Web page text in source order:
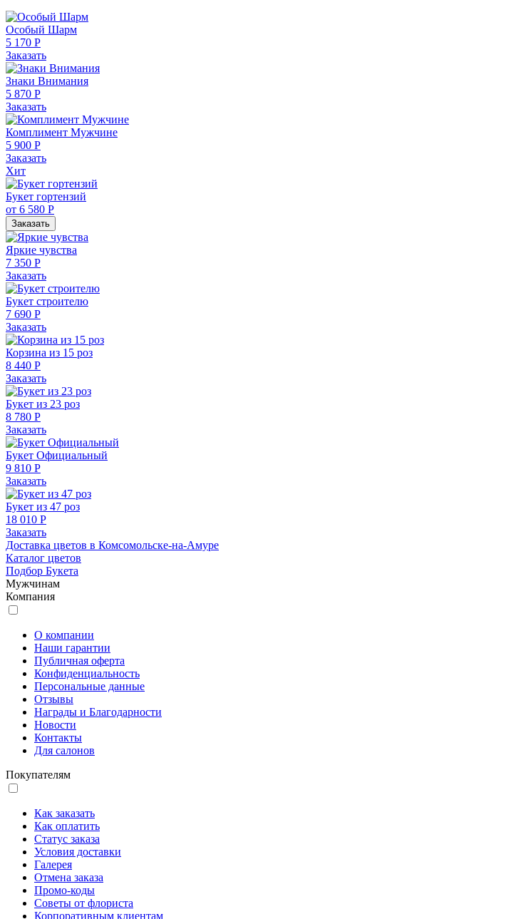
Особый Шарм
5 170 Р
Заказать
Знаки Внимания
5 870 Р
Заказать
Комплимент Мужчине
5 900 Р
Заказать
Хит
Букет гортензий
от 6 580 Р
Заказать
Яркие чувства
7 350 Р
Заказать
Букет строителю
7 690 Р
Заказать
Корзина из 15 роз
8 440 Р
Заказать
Букет из 23 роз
8 780 Р
Заказать
Букет Официальный
9 810 Р
Заказать
Букет из 47 роз
18 010 Р
Заказать
Доставка цветов в Комсомольске-на-Амуре
Каталог цветов
Подбор Букета
Мужчинам
Компания
О компании
Наши гарантии
Публичная оферта
Конфиденциальность
Персональные данные
Отзывы
Награды и Благодарности
Новости
Контакты
Для салонов
Покупателям
Как заказать
Как оплатить
Статус заказа
Условия доставки
Галерея
Отмена заказа
Промо-коды
Советы от флориста
Корпоративным клиентам